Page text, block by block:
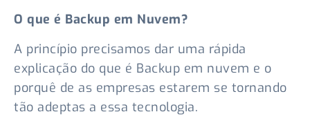
O que é Backup em Nuvem?
A princípio precisamos dar uma rápida
explicação do que é Backup em nuvem e o
porquê de as empresas estarem se tornando
tão adeptas a essa tecnologia.